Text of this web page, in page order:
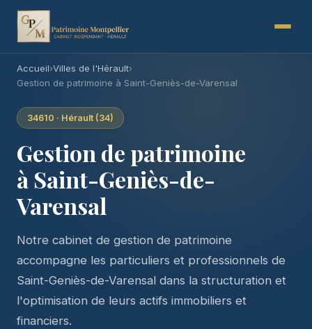
Accueil›Villes de l'Hérault›
Gestion de patrimoine à Saint-Geniès-de-Varensal
34610 · Hérault (34)
Gestion de patrimoine
à Saint-Geniès-de-
Varensal
Notre cabinet de gestion de patrimoine
accompagne les particuliers et professionnels de
Saint-Geniès-de-Varensal dans la structuration et
l'optimisation de leurs actifs immobiliers et
financiers.